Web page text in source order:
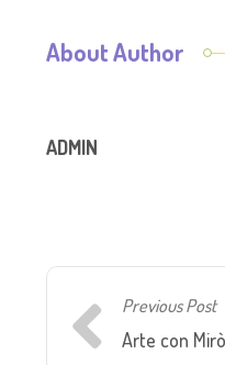
About Author
ADMIN
Previous Post
Arte con